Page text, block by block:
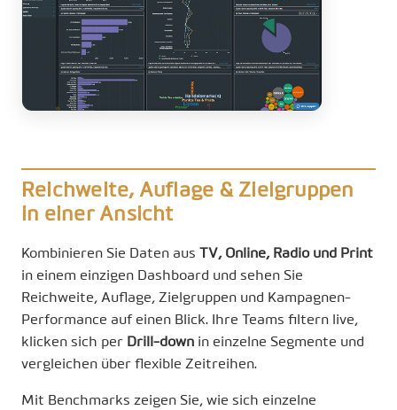
Reichweite, Auflage & Zielgruppen
in einer Ansicht
Kombinieren Sie Daten aus
TV, Online, Radio und Print
in einem einzigen Dashboard und sehen Sie
Reichweite, Auflage, Zielgruppen und Kampagnen-
Performance auf einen Blick. Ihre Teams filtern live,
klicken sich per Drill-down in einzelne Segmente und
vergleichen über flexible Zeitreihen.
Mit Benchmarks zeigen Sie, wie sich einzelne